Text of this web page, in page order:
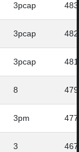
3pcap 483
3pcap 482
3pcap 481
8 479
3pm 477
3 467